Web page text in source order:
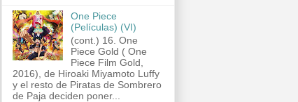
One Piece
(Películas) (VI)
(cont.) 16. One
Piece Gold ( One
Piece Film Gold,
2016), de Hiroaki Miyamoto Luffy
y el resto de Piratas de Sombrero
de Paja deciden poner...